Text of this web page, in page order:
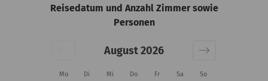
Reisedatum und Anzahl Zimmer sowie
Personen
Mo Di Mi Do Fr Sa So
August 2026